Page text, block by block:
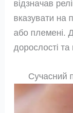
відзначав
вказувати на
або племені.
дорослості
Сучасний